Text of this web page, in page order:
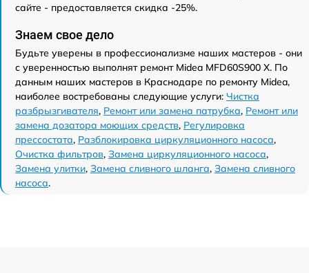
сайте - предоставляется скидка -25%.
Знаем свое дело
Будьте уверены в профессионализме наших мастеров - они
с уверенностью выполнят ремонт Midea MFD60S900 X. По
данным наших мастеров в Краснодаре по ремонту Midea,
наиболее востребованы следующие услуги: Чистка
разбрызгивателя, Ремонт или замена патрубка, Ремонт или
замена дозатора моющих средств, Регулировка
прессостата, Разблокировка циркуляционного насоса,
Очистка фильтров, Замена циркуляционного насоса,
Замена улитки, Замена сливного шланга, Замена сливного
насоса.